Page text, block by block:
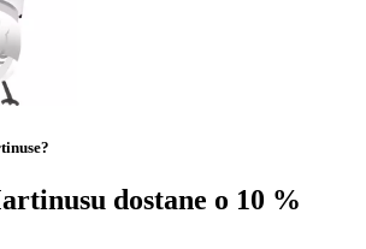
dostane o 10 %